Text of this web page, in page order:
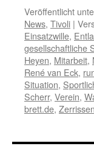
Veröffentlicht
News, Tivoli |
Einsatzwille,
gesellschaftliche
Heyen, Mitarbeit,
René van Eck,
Situation,
Scherr, Verein,
brett.de,